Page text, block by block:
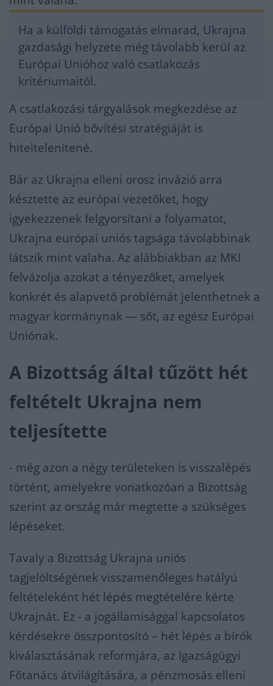
Ha a külföldi támogatás elmarad, Ukrajna
gazdasági helyzete még távolabb kerül az
Európai Unióhoz való csatlakozás
kritériumaitól.
A csatlakozási tárgyalások megkezdése az
Európai Unió bővítési stratégiáját is
hiteltelenítené.
Bár az Ukrajna elleni orosz invázió arra
késztette az európai vezetőket, hogy
igyekezzenek felgyorsítani a folyamatot,
Ukrajna európai uniós tagsága távolabbinak
látszik mint valaha. Az alábbiakban az MKI
felvázolja azokat a tényezőket, amelyek
konkrét és alapvető problémát jelenthetnek a
magyar kormánynak — sőt, az egész Európai
Uniónak.
A Bizottság által tűzött hét
feltételt Ukrajna nem
teljesítette
- még azon a négy területeken is visszalépés
történt, amelyekre vonatkozóan a Bizottság
szerint az ország már megtette a szükséges
lépéseket.
Tavaly a Bizottság Ukrajna uniós
tagjelöltségének visszamenőleges hatályú
feltételeként hét lépés megtételére kérte
Ukrajnát. Ez - a jogállamisággal kapcsolatos
kérdésekre összpontosító – hét lépés a bírók
kiválasztásának reformjára, az Igazságügyi
Főtanács átvilágítására, a pénzmosás elleni